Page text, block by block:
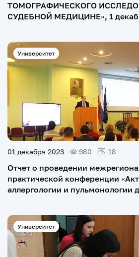
ТОМОГРАФИЧЕСКОГО
СУДЕБНОЙ МЕДИЦИНЕ», 1
Университет
01 декабря 2023 980 18
Отчет о проведении
практической конференции
аллергологии и пульмонологии
Университет